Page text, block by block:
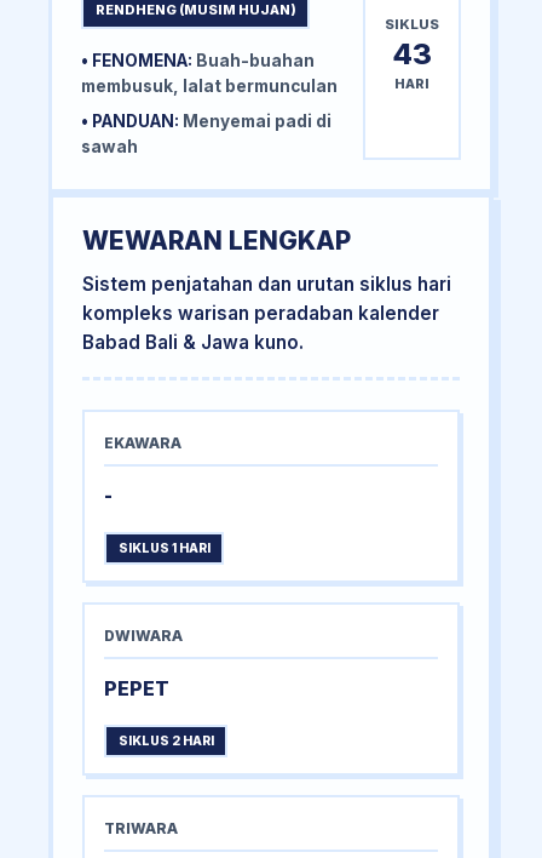
RENDHENG (MUSIM HUJAN)
• FENOMENA: Buah-buahan
membusuk, lalat bermunculan
• PANDUAN: Menyemai padi di
sawah
SIKLUS
43
HARI
WEWARAN LENGKAP
Sistem penjatahan dan urutan siklus hari
kompleks warisan peradaban kalender
Babad Bali & Jawa kuno.
EKAWARA
-
SIKLUS 1 HARI
DWIWARA
PEPET
SIKLUS 2 HARI
TRIWARA